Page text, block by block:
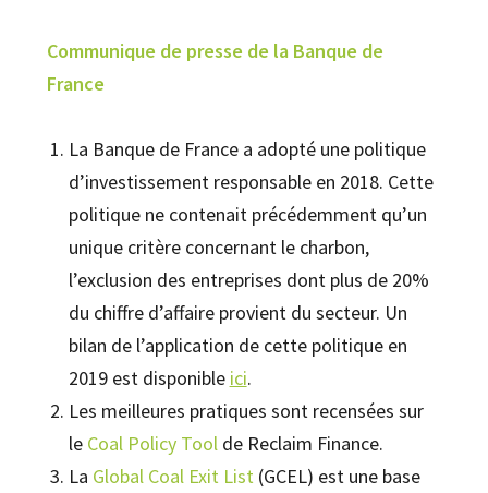
Communique de presse de la Banque de
France
La Banque de France a adopté une politique
d’investissement responsable en 2018. Cette
politique ne contenait précédemment qu’un
unique critère concernant le charbon,
l’exclusion des entreprises dont plus de 20%
du chiffre d’affaire provient du secteur. Un
bilan de l’application de cette politique en
2019 est disponible ici.
Les meilleures pratiques sont recensées sur
le Coal Policy Toolde Reclaim Finance.
La Global Coal Exit List (GCEL) est une base